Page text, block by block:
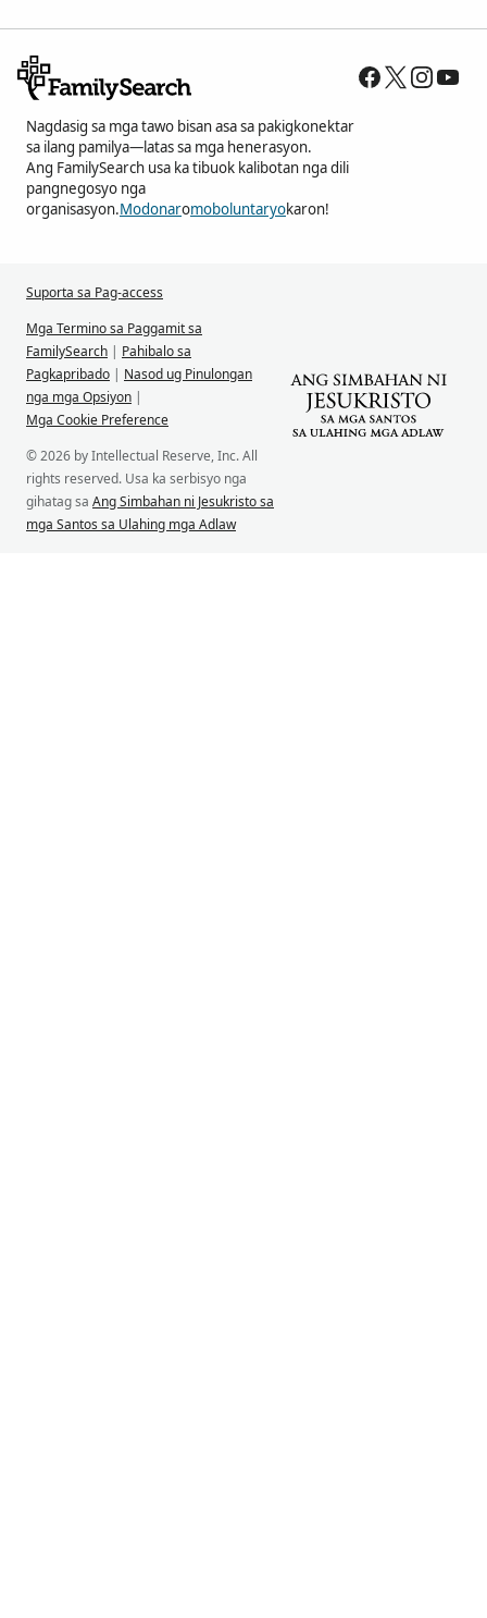
Nagdasig sa mga tawo bisan asa sa pakigkonektar
sa ilang pamilya—latas sa mga henerasyon.
Ang FamilySearch usa ka tibuok kalibotan nga dili
pangnegosyo nga
organisasyon.Modonaromoboluntaryokaron!
Suporta sa Pag-access
Mga Termino sa Paggamit sa
FamilySearch | Pahibalo sa
Pagkapribado | Nasod ug Pinulongan
nga mga Opsiyon |
Mga Cookie Preference
© 2026 by Intellectual Reserve, Inc. All
rights reserved. Usa ka serbisyo nga
gihatag sa Ang Simbahan ni Jesukristo sa
mga Santos sa Ulahing mga Adlaw